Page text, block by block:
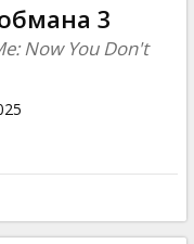
3
Now You Don't